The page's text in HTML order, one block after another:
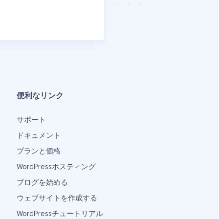
便利なリンク
サポート
ドキュメント
プランと価格
WordPressホスティング
ブログを始める
ウェブサイトを作成する
WordPressチュートリアル